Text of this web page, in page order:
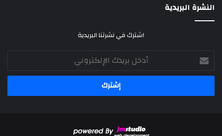
النشرة البريدية
اشترك في نشرتنا البريدية
أدخل
بريدك
الإلكتروني